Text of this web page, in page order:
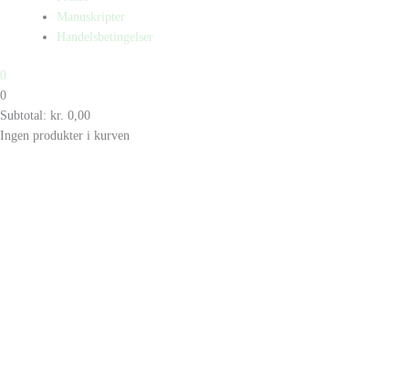
Manuskripter
Handelsbetingelser
0
0
Subtotal: kr. 0,00
Ingen produkter i kurven